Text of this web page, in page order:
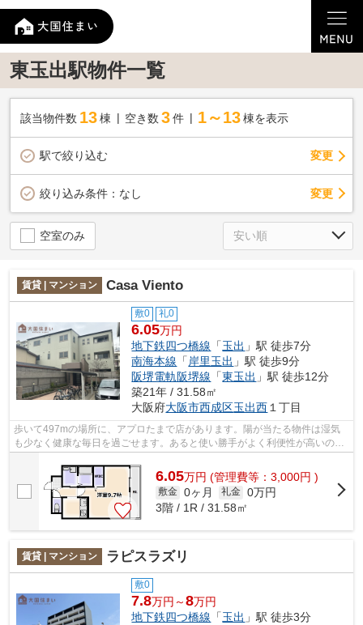
東玉出駅物件一覧
該当物件数 13棟 空き数 3 件 1～13 棟を表示
駅で絞り込む 変更
絞り込み条件： なし 変更
空室のみ
賃貸 | マンション Casa Viento
敷0 礼0
6.05万円
地下鉄四つ橋線 「玉出 」駅 徒歩7分
南海本線 「岸里玉出 」駅 徒歩9分
阪堺電軌阪堺線 「東玉出 」駅 徒歩12分
築21年 / 31.58㎡
大阪府大阪市西成区玉出西１丁目
歩いて497mの場所に、アプロたまで店があります。陽が当たる物件は湿気
も少なく健康な毎日を過ごせます。あると使い勝手がよく利便性が高いのが
6.05万円 (管理費等：3,000円 )
敷金 0ヶ月 礼金 0万円
3階 / 1R / 31.58㎡
賃貸 | マンション ラピスラズリ
敷0
7.8万円～8万円
地下鉄四つ橋線 「玉出 」駅 徒歩3分